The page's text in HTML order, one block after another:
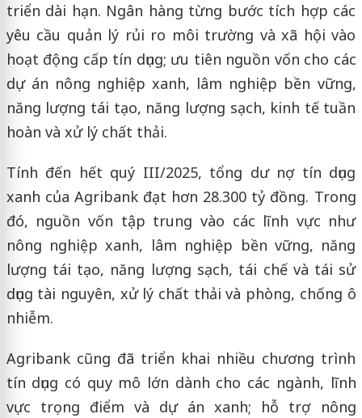
triển dài hạn. Ngân hàng từng bước tích hợp các
yêu cầu quản lý rủi ro môi trường và xã hội vào
hoạt động cấp tín dụng; ưu tiên nguồn vốn cho các
dự án nông nghiệp xanh, lâm nghiệp bền vững,
năng lượng tái tạo, năng lượng sạch, kinh tế tuần
hoàn và xử lý chất thải.
Tính đến hết quý III/2025, tổng dư nợ tín dụng
xanh của Agribank đạt hơn 28.300 tỷ đồng. Trong
đó, nguồn vốn tập trung vào các lĩnh vực như
nông nghiệp xanh, lâm nghiệp bền vững, năng
lượng tái tạo, năng lượng sạch, tái chế và tái sử
dụng tài nguyên, xử lý chất thải và phòng, chống ô
nhiễm.
Agribank cũng đã triển khai nhiều chương trình
tín dụng có quy mô lớn dành cho các ngành, lĩnh
vực trọng điểm và dự án xanh; hỗ trợ nông